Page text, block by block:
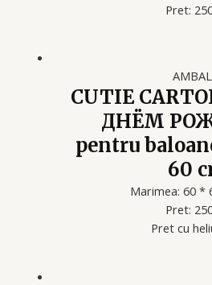
Pret:
CUTIE
ДНЁМ
pentru
60
Marimea: 60 *
Pret:
Pret cu